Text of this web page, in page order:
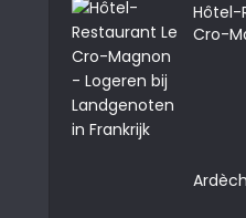
Hôtel-
Cro-